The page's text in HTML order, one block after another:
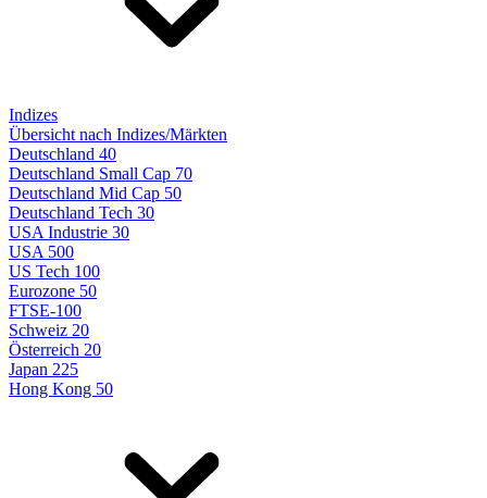
Indizes
Übersicht nach Indizes/Märkten
Deutschland 40
Deutschland Small Cap 70
Deutschland Mid Cap 50
Deutschland Tech 30
USA Industrie 30
USA 500
US Tech 100
Eurozone 50
FTSE-100
Schweiz 20
Österreich 20
Japan 225
Hong Kong 50